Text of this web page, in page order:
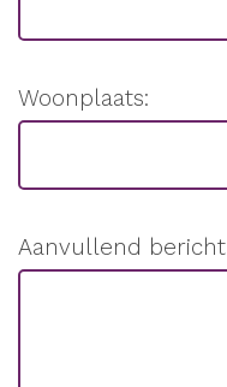
Woonplaats:
Aanvullend bericht